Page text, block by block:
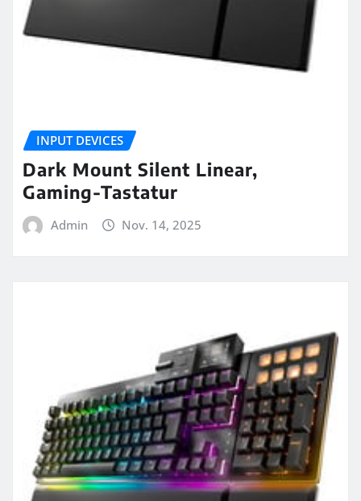
INPUT DEVICES
Dark Mount Silent Linear,
Gaming-Tastatur
Admin Nov. 14, 2025